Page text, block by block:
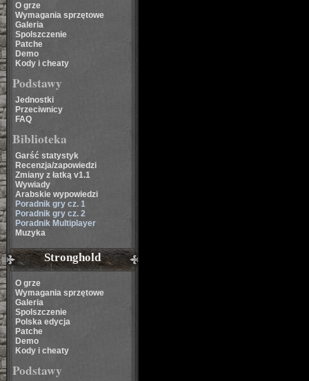
O grze
Wymagania sprzętowe
Galeria
Spolszczenie
Patche
Demo
Kody i cheaty
Podstawy
Jednostki
Przeciwnicy
FAQ
Biblioteka
Garść statystyk
Recenzja/zapowiedzi
Zmiany z łatką v1.1
Wywiady
Arabskie wypowiedzi
Poradnik gry cz. 1
Poradnik gry cz. 2
Poradnik Multiplayer
Muzyka
Stronghold
O grze
Wymagania sprzętowe
Galeria
Spolszczenie
Polska edycja
Patche
Demo
Kody i cheaty
Podstawy